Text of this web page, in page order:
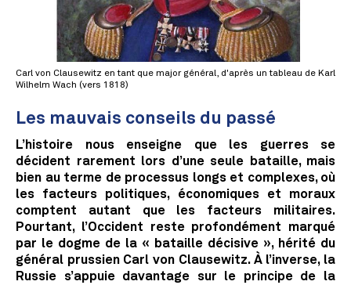
Carl von Clausewitz en tant que major général, d'après un tableau de Karl
Wilhelm Wach (vers 1818)
Les mauvais conseils du passé
L’histoire nous enseigne que les guerres se
décident rarement lors d’une seule bataille, mais
bien au terme de processus longs et complexes, où
les facteurs politiques, économiques et moraux
comptent autant que les facteurs militaires.
Pourtant, l’Occident reste profondément marqué
par le dogme de la « bataille décisive », hérité du
général prussien Carl von Clausewitz. À l’inverse, la
Russie s’appuie davantage sur le principe de la